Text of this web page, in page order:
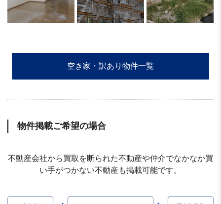
空き家・訳あり物件一覧
物件掲載ご希望の場合
不動産会社から買取を断られた不動産や仲介でなかなか買
い手がつかない不動産も掲載可能です。